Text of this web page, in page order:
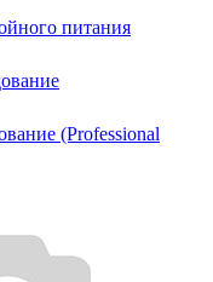
питания
(Professional